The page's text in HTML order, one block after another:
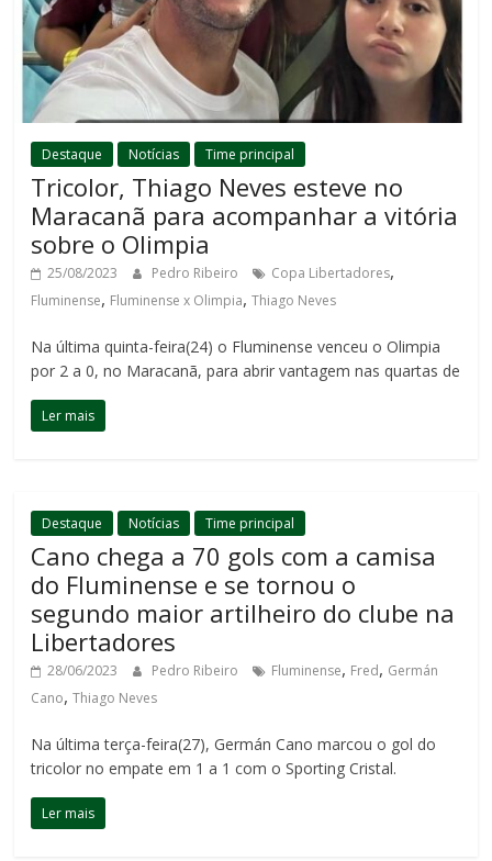
Destaque Notícias Time principal
Tricolor, Thiago Neves esteve no
Maracanã para acompanhar a vitória
sobre o Olimpia
25/08/2023 Pedro Ribeiro Copa Libertadores,
Fluminense, Fluminense x Olimpia,Thiago Neves
Na última quinta-feira(24) o Fluminense venceu o Olimpia
por 2 a 0, no Maracanã, para abrir vantagem nas quartas de
Ler mais
Destaque Notícias Time principal
Cano chega a 70 gols com a camisa
do Fluminense e se tornou o
segundo maior artilheiro do clube na
Libertadores
28/06/2023 Pedro Ribeiro Fluminense, Fred, Germán
Cano,Thiago Neves
Na última terça-feira(27), Germán Cano marcou o gol do
tricolor no empate em 1 a 1 com o Sporting Cristal.
Ler mais